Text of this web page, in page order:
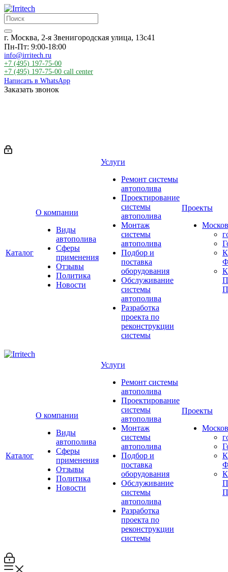
г. Москва, 2-я Звенигородская улица, 13с41
Пн-Пт: 9:00-18:00
info@irritech.ru
+7 (495) 197-75-00
+7 (495) 197-75-00 call center
Написать в WhatsApp
Заказать звонок
Каталог
О компании
Виды
автополива
Сферы
применения
Отзывы
Политика
Новости
Услуги
Ремонт системы
автополива
Проектирование
системы
автополива
Монтаж
системы
автополива
Подбор и
поставка
оборудования
Обслуживание
системы
автополива
Разработка
проекта по
реконструкции
системы
Проекты
Каталог
О компании
Виды
автополива
Сферы
применения
Отзывы
Политика
Новости
Услуги
Ремонт системы
автополива
Проектирование
системы
автополива
Монтаж
системы
автополива
Подбор и
поставка
оборудования
Обслуживание
системы
автополива
Разработка
проекта по
реконструкции
системы
Проекты